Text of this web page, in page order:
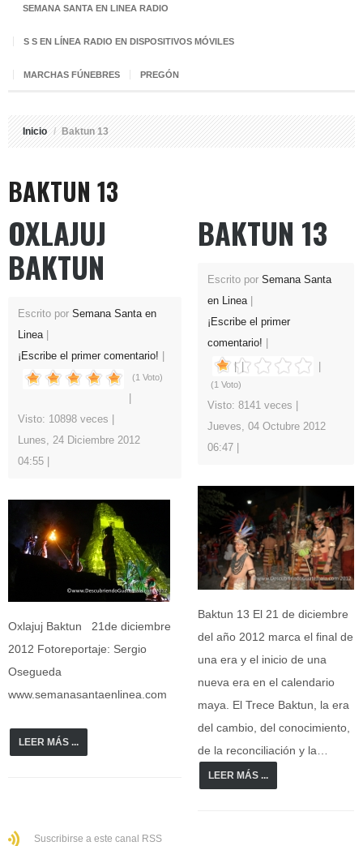
SEMANA SANTA EN LINEA RADIO
S S EN LÍNEA RADIO EN DISPOSITIVOS MÓVILES
MARCHAS FÚNEBRES PREGÓN
Inicio / Baktun 13
BAKTUN 13
OXLAJUJ
BAKTUN
Escrito por Semana Santa en
Linea
¡Escribe el primer comentario!
(1 Voto)
Visto: 10898 veces
Lunes, 24 Diciembre 2012
04:55
Oxlajuj Baktun 21de diciembre
2012 Fotoreportaje: Sergio
Osegueda
www.semanasantaenlinea.com
LEER MÁS ...
BAKTUN 13
Escrito por Semana Santa
en Linea
¡Escribe el primer
comentario!
(1 Voto)
Visto: 8141 veces
Jueves, 04 Octubre 2012
06:47
Baktun 13 El 21 de diciembre
del año 2012 marca el final de
una era y el inicio de una
nueva era en el calendario
maya. El Trece Baktun, la era
del cambio, del conocimiento,
de la reconciliación y la…
LEER MÁS ...
Suscribirse a este canal RSS